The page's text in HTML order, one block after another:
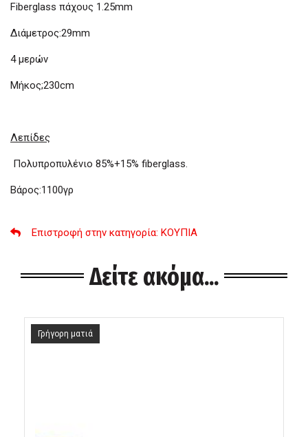
Fiberglass πάχους 1.25mm
Διάμετρος:29mm
4 μερών
Μήκος;230cm
Λεπίδες
Πολυπροπυλένιο 85%+15% fiberglass.
Βάρος:1100γρ
Επιστροφή στην κατηγορία: ΚΟΥΠΙΑ
Δείτε ακόμα...
Γρήγορη ματιά